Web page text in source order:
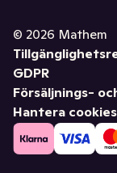
© 2026 Mathem
GDPR
Försäljnings-
Hantera cookies